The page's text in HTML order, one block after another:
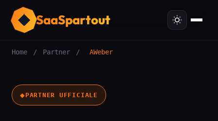
SaaSpartout
Home / Partner / AWeber
◆PARTNER UFFICIALE